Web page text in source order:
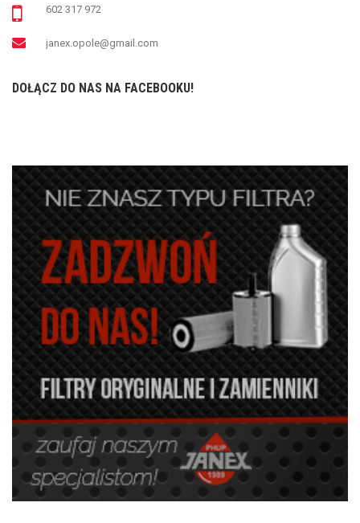
602 317 972
janex.opole@gmail.com
DOŁĄCZ DO NAS NA FACEBOOKU!